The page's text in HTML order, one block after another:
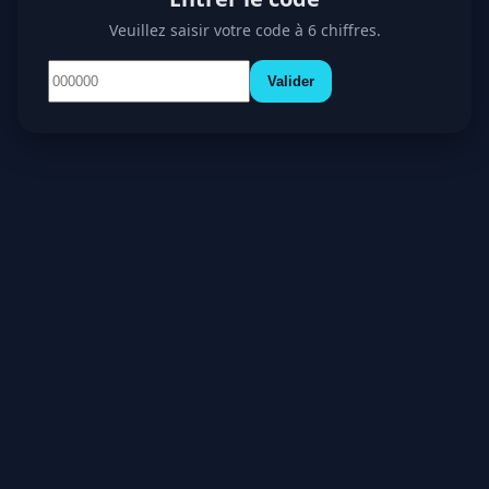
Veuillez saisir votre code à 6 chiffres.
Valider